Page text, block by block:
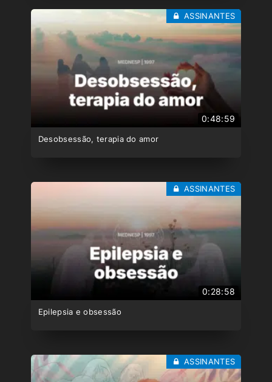
0:48:59
Desobsessão, terapia do amor
ASSINANTES
0:28:58
Epilepsia e obsessão
ASSINANTES
ASSINANTES